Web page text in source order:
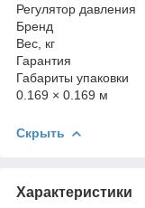
Вес,
Габариты
0.169 × 0.169 м
Скрыть
Характеристики